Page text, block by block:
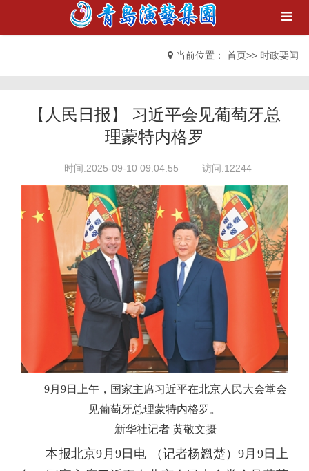
当前位置： 首页>> 时政要闻
【人民日报】 习近平会见葡萄牙总
理蒙特内格罗
时间:2025-09-10 09:04:55 访问:12244
9月9日上午，国家主席习近平在北京人民大会堂会
见葡萄牙总理蒙特内格罗。
新华社记者 黄敬文摄
本报北京9月9日电 （记者杨翘楚）9月9日上